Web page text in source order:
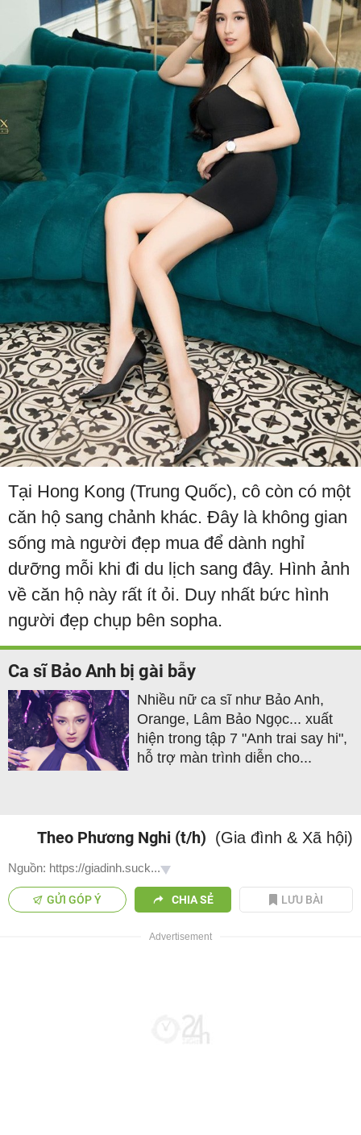
Tại Hong Kong (Trung Quốc), cô còn có một
căn hộ sang chảnh khác. Đây là không gian
sống mà người đẹp mua để dành nghỉ
dưỡng mỗi khi đi du lịch sang đây. Hình ảnh
về căn hộ này rất ít ỏi. Duy nhất bức hình
người đẹp chụp bên sopha.
Ca sĩ Bảo Anh bị gài bẫy
Nhiều nữ ca sĩ như Bảo Anh,
Orange, Lâm Bảo Ngọc... xuất
hiện trong tập 7 "Anh trai say hi",
hỗ trợ màn trình diễn cho...
Theo Phương Nghi (t/h) (Gia đình & Xã hội)
Nguồn: https://giadinh.suck...
GỬI GÓP Ý CHIA SẺ LƯU BÀI